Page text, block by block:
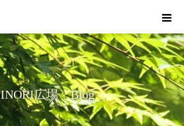
INORI広場 Blog